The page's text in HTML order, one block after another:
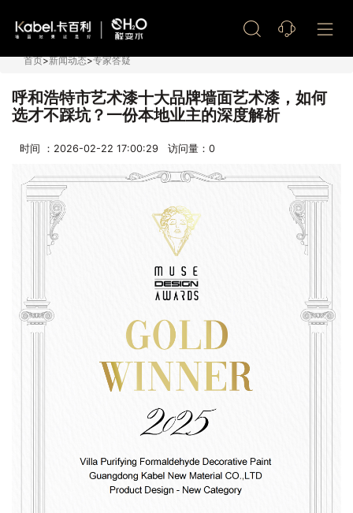
首页>新闻动态>专家答疑
呼和浩特市艺术漆十大品牌墙面艺术漆，如何
选才不踩坑？一份本地业主的深度解析
时间 ：2026-02-22 17:00:29 访问量： 0